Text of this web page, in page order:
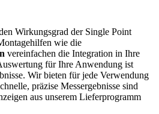
Wirkungsgrad der Single Point
wie die
vereinfachen die Integration in Ihre
für Ihre Anwendung ist
Wir bieten für jede Verwendung
präzise Messergebnisse sind
aus unserem Lieferprogramm